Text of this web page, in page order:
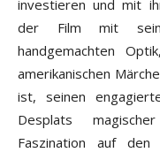
investieren und mit
der Film mit
handgemachten
amerikanischen
ist, seinen
Desplats
Faszination auf